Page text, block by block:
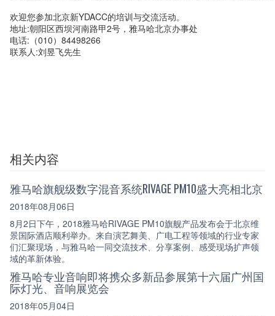
欢迎您参加北京新YDACC的培训与交流活动。
地址:朝阳区西坝河南路甲2号，雅马哈北京办事处
电话:（010）84498266
联系人:刘昱飞先生
相关内容
雅马哈旗舰级数字混音系统RIVAGE PM10盛大亮相北京
2018年08月06日
8月2日下午，2018雅马哈RIVAGE PM10旗舰产品发布会于北京维
景国际酒店顺利举办。来自演艺舞美、广电工程等领域的行业专家
们汇聚现场，与雅马哈一同交流技术、分享案例、感受现场扩声领
域的革新体验。
雅马哈专业音响即将携众多新品参展第十六届广州国
际灯光、音响展览会
2018年05月04日